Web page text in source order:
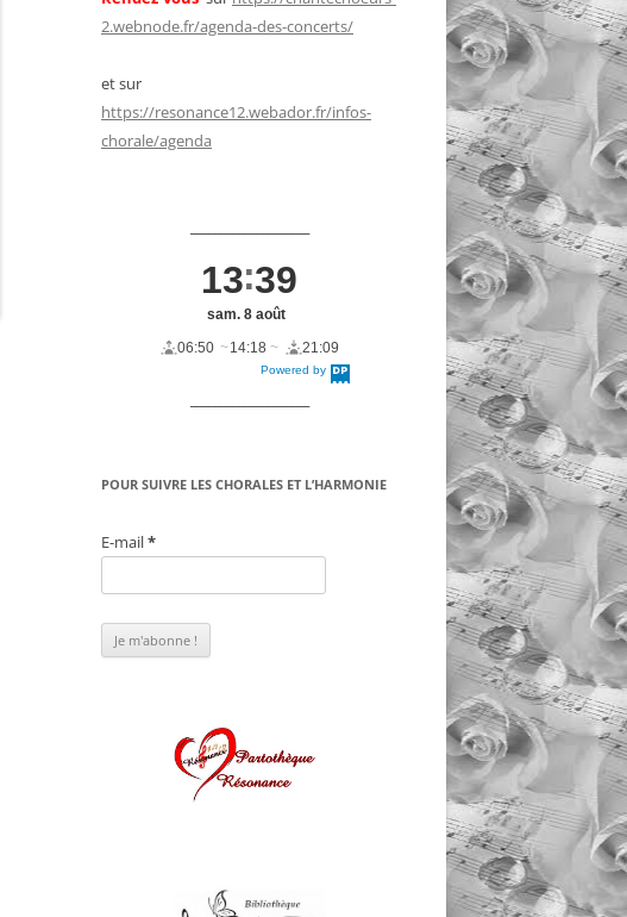
2.webnode.fr/agenda-des-concerts/
et sur
https://resonance12.webador.fr/infos-
chorale/agenda
Powered by
13 39
sam. 8 août
06:50
14:18 21:09
POUR SUIVRE LES CHORALES ET L’HARMONIE
E-mail*